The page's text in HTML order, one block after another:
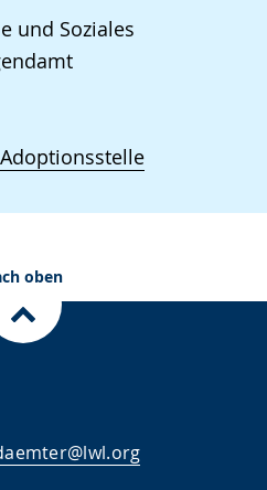
und Soziales
oben